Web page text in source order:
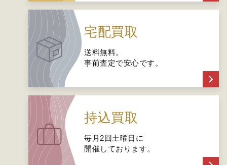
宅配買取
送料無料。
事前査定で安心です。
持込買取
毎月2回土曜日に
開催しております。